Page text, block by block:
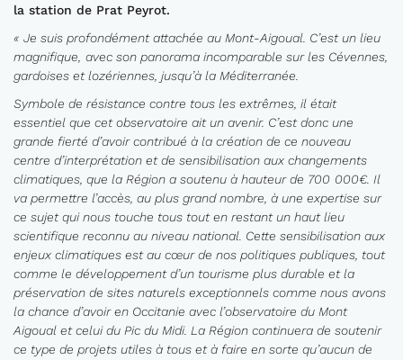
la station de Prat Peyrot.
« Je suis profondément attachée au Mont-Aigoual. C’est un lieu
magnifique, avec son panorama incomparable sur les Cévennes,
gardoises et lozériennes, jusqu’à la Méditerranée
Symbole de résistance contre tous les extrêmes, il était
essentiel que cet observatoire aitun avenir. C’est donc une
grande fierté d’avoir contribué à la création de ce nouveau
centre d’interprétation et de sensibilisation aux changements
climatiques , que la Région a soutenu à hauteur de 700 000€. Il
va permettre l’accès, au plus grand nombre, à une expertise sur
ce sujet qui nous touche tous tout en restant un haut lieu
scientifique reconnu au niveau national. Cette sensibilisation aux
enjeux climatiques est au cœur de nos politiques publiques , tout
comme le développement d’un tourisme plus durable et la
préservation de sites naturels exceptionnels comme nous avons
la chance d’avoir en Occitanie avec l’observatoire du Mont
Aigoual et celuidu Pic du Midi. L a Région continuera de soutenir
ce type de projets utiles à tous età faire en sorte qu’aucun de